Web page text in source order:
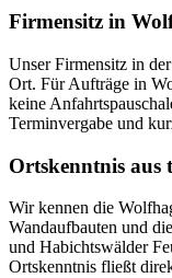
Firmensitz in
Unser Firmensitz in
Ort. Für Aufträge in
keine
Terminvergabe und
Ortskenntnis aus
Wir kennen die
Wandaufbauten und
und Habichtswälder
Ortskenntnis fließt